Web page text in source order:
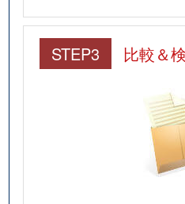
STEP3 比較＆